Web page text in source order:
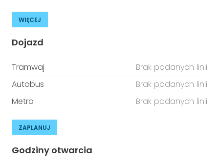
WIĘCEJ
Dojazd
Tramwaj
Brak podanych linii
Autobus
Brak podanych linii
Metro
Brak podanych linii
ZAPLANUJ
Godziny otwarcia